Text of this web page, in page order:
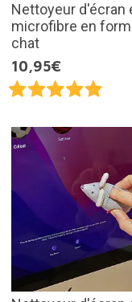
Nettoyeur d'écran
microfibre en
chat
10,95€